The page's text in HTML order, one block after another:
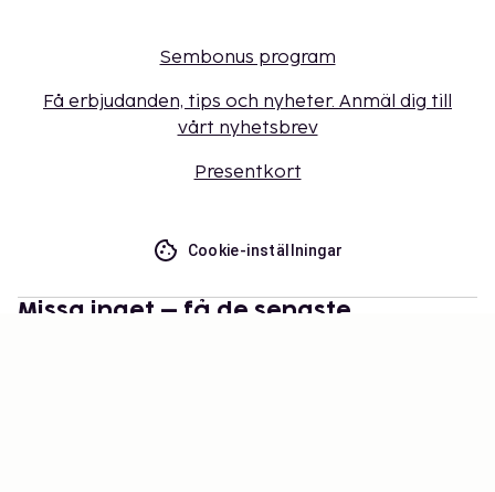
Sembonus program
Få erbjudanden, tips och nyheter. Anmäl dig till
vårt nyhetsbrev
Presentkort
Cookie-inställningar
Missa inget – få de senaste